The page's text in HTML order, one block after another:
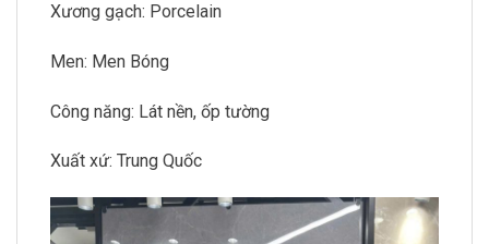
Xương gạch: Porcelain
Men: Men Bóng
Công năng: Lát nền, ốp tường
Xuất xứ: Trung Quốc